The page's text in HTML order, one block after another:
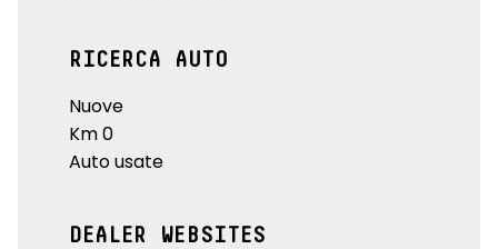
RICERCA AUTO
Nuove
Km 0
Auto usate
DEALER WEBSITES